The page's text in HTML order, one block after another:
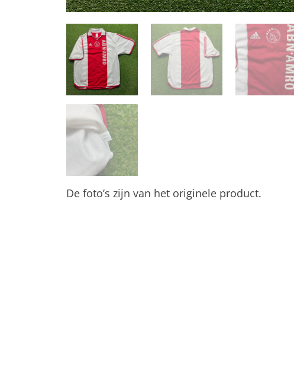
De foto’s zijn van het originele product.